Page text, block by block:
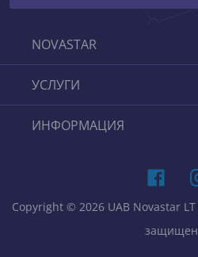
NOVASTAR
УСЛУГИ
ИНФОРМАЦИЯ
Copyright © 2026 UAB Novastar